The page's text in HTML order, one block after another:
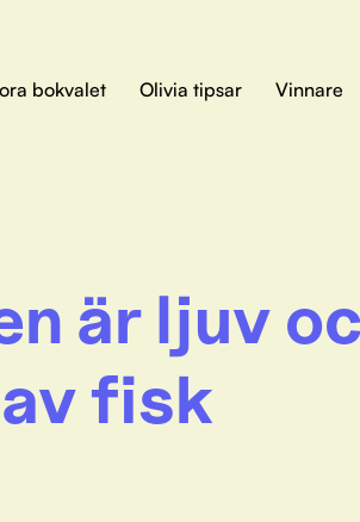
bokvalet Olivia tipsar Vinnare
är ljuv
fisk